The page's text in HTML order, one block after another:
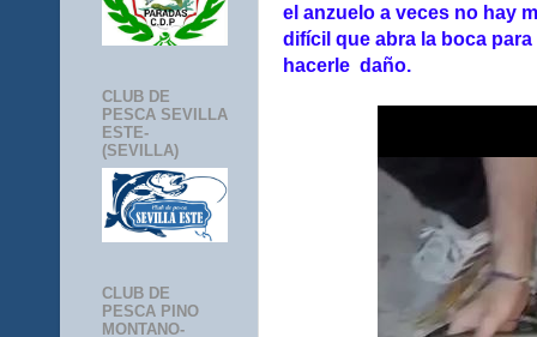
el anzuelo a veces no hay
difícil que abra la boca
hacerle daño.
CLUB DE
PESCA SEVILLA
ESTE-
(SEVILLA)
CLUB DE
PESCA PINO
MONTANO-